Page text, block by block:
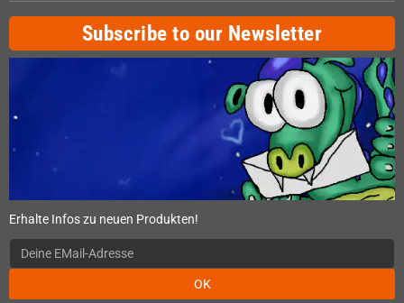
Subscribe to our Newsletter
Erhalte Infos zu neuen Produkten!
OK